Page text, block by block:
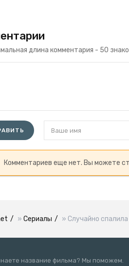
длина комментария - 50
Комментариев еще нет. Вы можете
» Сериалы » Случайно
название фильма? Мы поможем.